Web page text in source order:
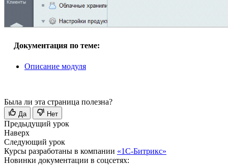
Документация по теме:
Описание модуля
Была ли эта страница полезна?
Да Нет
Предыдущий урок
Наверх
Следующий урок
Курсы разработаны в компании «1С-Битрикс»
Новинки документации в соцсетях: